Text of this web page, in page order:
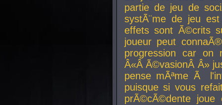
partie de jeu de
systÃ¨me de jeu
effets sont Ã©crits
joueur peut
progression car
Â«Â Ã©vasionÂ Â»
pense mÃªme Ã
puisque si vous
prÃ©cÃ©dente